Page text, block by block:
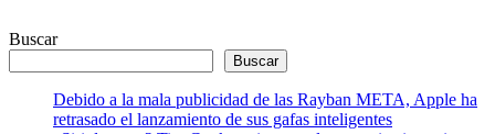
Buscar
Buscar
Debido a la mala publicidad de las Rayban META, Apple ha
retrasado el lanzamiento de sus gafas inteligentes